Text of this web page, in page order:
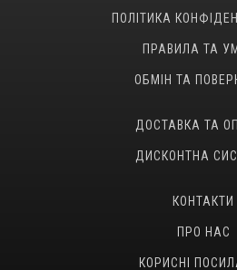
ПОЛІТИКА
ПРАВИЛА ТА
ОБМІН ТА
ДОСТАВКА ТА
ДИСКОНТНА
КОНТАКТИ
ПРО НАС
КОРИСНІ